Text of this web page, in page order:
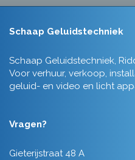
Schaap Geluidstechniek
Schaap Geluidstechniek,
Voor verhuur, verkoop,
geluid- en video en licht
Vragen?
Gieterijstraat 48 A